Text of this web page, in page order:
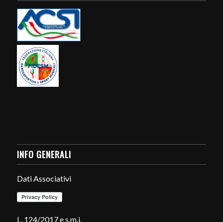
INFO GENERALI
Dati Associativi
L. 124/2017 e s.m.i.